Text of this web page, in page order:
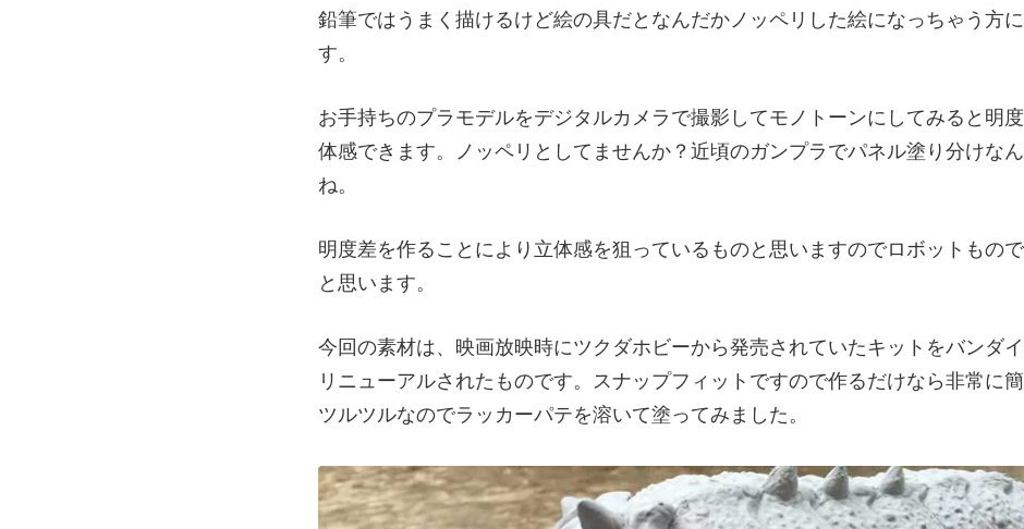
鉛筆ではうまく描けるけど絵の具だとなんだかノッペリした絵になっちゃう方
す。
お手持ちのプラモデルをデジタルカメラで撮影してモノトーンにしてみると明
体感できます。ノッペリとしてませんか？近頃のガンプラでパネル塗り分けな
ね。
明度差を作ることにより立体感を狙っているものと思いますのでロボットもの
と思います。
今回の素材は、映画放映時にツクダホビーから発売されていたキットをバンダ
リニューアルされたものです。スナップフィットですので作るだけなら非常に
ツルツルなのでラッカーパテを溶いて塗ってみました。